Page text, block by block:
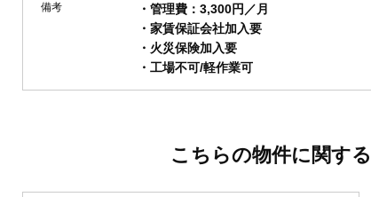
備考
・管理費：3,300円／月
・家賃保証会社加入要
・火災保険加入要
・工場不可/軽作業可
こちらの物件に関する